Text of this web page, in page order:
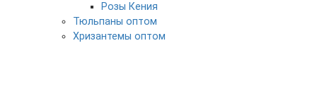
Розы Кения
Тюльпаны оптом
Хризантемы оптом